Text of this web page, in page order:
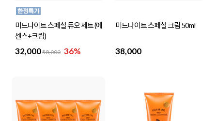
미드나이트 스페셜 듀오 세트 (에
센스+크림)
32,00050,000 36%
미드나이트 스페셜 크림 50ml
38,000